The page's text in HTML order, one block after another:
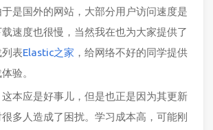
是国外的网站，大部分用户访问速度是
速度也很慢，当然我在也为大家提供了
表Elastic之家 ，给网络不好的同学提供
验。
本应是好事儿，但是也正是因为其更新
多人造成了困扰。学习成本高，可能刚